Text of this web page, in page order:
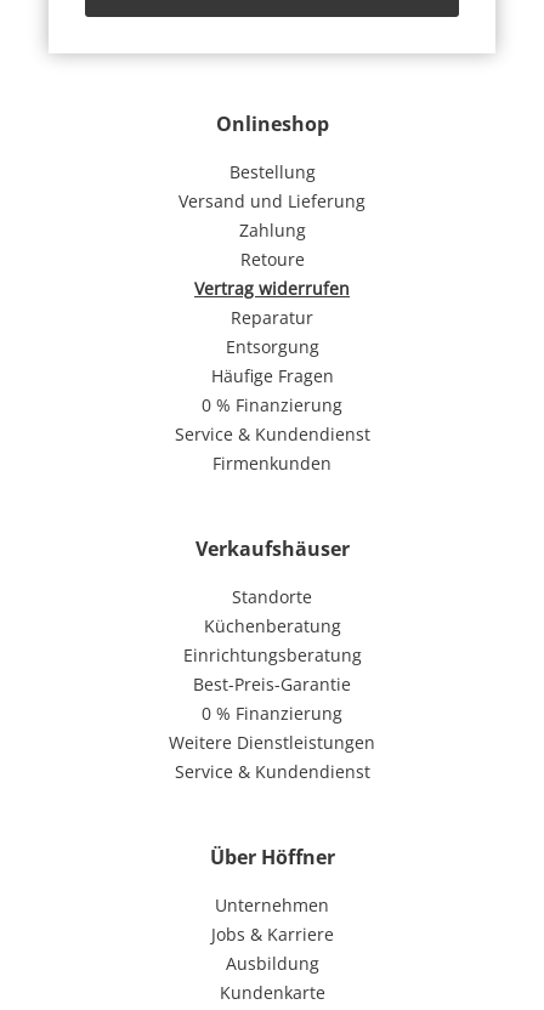
Onlineshop
Bestellung
Versand und Lieferung
Zahlung
Retoure
Vertrag widerrufen
Reparatur
Entsorgung
Häufige Fragen
0 % Finanzierung
Service & Kundendienst
Firmenkunden
Verkaufshäuser
Standorte
Küchenberatung
Einrichtungsberatung
Best-Preis-Garantie
0 % Finanzierung
Weitere Dienstleistungen
Service & Kundendienst
Über Höffner
Unternehmen
Jobs & Karriere
Ausbildung
Kundenkarte